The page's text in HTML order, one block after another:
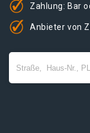
Zahlung: Bar
Anbieter von